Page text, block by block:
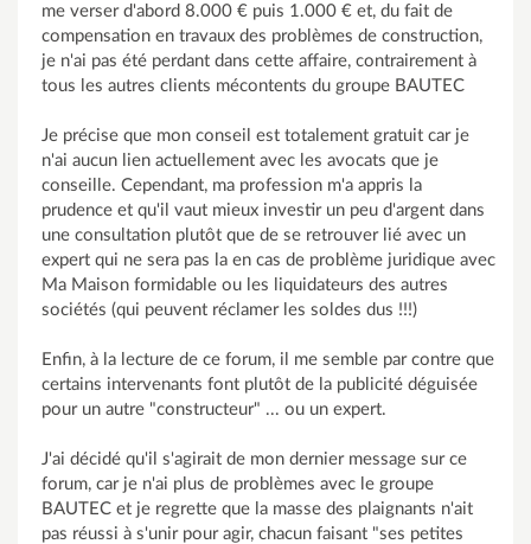
me verser d'abord 8.000 € puis 1.000 € et, du fait de
compensation en travaux des problèmes de construction,
je n'ai pas été perdant dans cette affaire, contrairement à
tous les autres clients mécontents du groupe BAUTEC
Je précise que mon conseil est totalement gratuit car je
n'ai aucun lien actuellement avec les avocats que je
conseille. Cependant, ma profession m'a appris la
prudence et qu'il vaut mieux investir un peu d'argent dans
une consultation plutôt que de se retrouver lié avec un
expert qui ne sera pas la en cas de problème juridique avec
Ma Maison formidable ou les liquidateurs des autres
sociétés (qui peuvent réclamer les soldes dus !!!)
Enfin, à la lecture de ce forum, il me semble par contre que
certains intervenants font plutôt de la publicité déguisée
pour un autre "constructeur" ... ou un expert.
J'ai décidé qu'il s'agirait de mon dernier message sur ce
forum, car je n'ai plus de problèmes avec le groupe
BAUTEC et je regrette que la masse des plaignants n'ait
pas réussi à s'unir pour agir, chacun faisant "ses petites